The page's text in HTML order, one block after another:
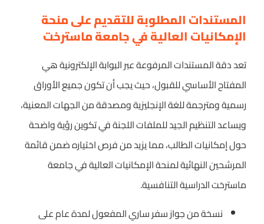
المستندات المطلوبة للتقديم على منحة
الإمكانيات العالية في جامعة ماسترخت
تعد دقة المستندات المرفوعة عبر البوابة الإلكترونية هي
المفتاح الأساسي للقبول، حيث يجب أن تكون جميع الأوراق
رسمية ومترجمة للغة الإنجليزية ومصدقة من الجهات المعنية،
ويساعد التنظيم الجيد للملفات اللجنة في تكوين رؤية واضحة
حول إمكانيات الطالب، مما يزيد من فرص اختياره ضمن قائمة
المرشحين النهائية لمنحة الإمكانيات العالية في جامعة
ماسترخت الدراسية التنافسية.
نسخة من جواز سفر ساري المفعول لمدة عام على